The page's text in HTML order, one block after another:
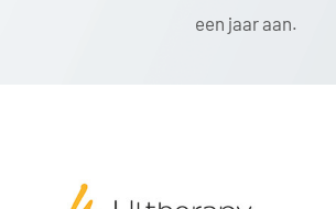
een jaar aan.